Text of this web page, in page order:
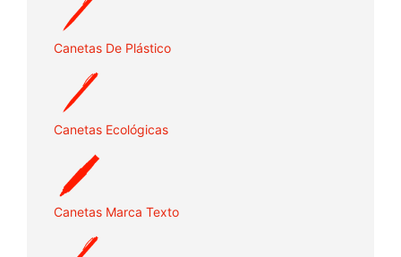
Canetas De Plástico
Canetas Ecológicas
Canetas Marca Texto